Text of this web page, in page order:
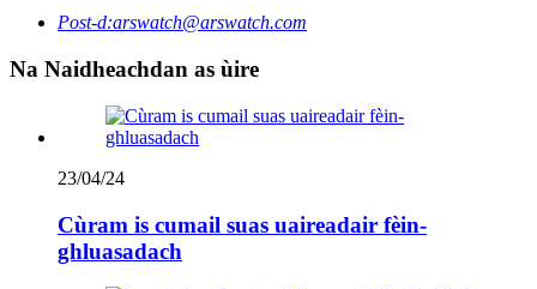
Post-d:arswatch@arswatch.com
Na Naidheachdan as ùire
23/04/24
Cùram is cumail suas uaireadair fèin-
ghluasadach